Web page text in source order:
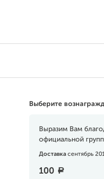
Выберите
Выразим Вам
официальной
Доставка сентябрь
100 a